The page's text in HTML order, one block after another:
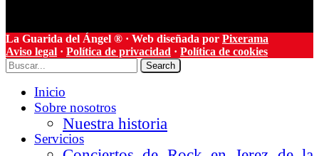
La Guarida del Ángel ® · Web diseñada por Pixerama
Aviso legal · Política de privacidad · Política de cookies
Search
Inicio
Sobre nosotros
Nuestra historia
Servicios